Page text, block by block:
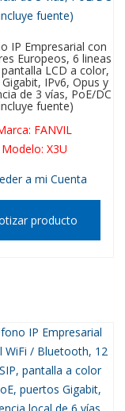
IP Empresarial con
Europeos, 6 lineas
LCD a color,
IPv6, Opus y
de 3 vías, PoE/DC
fuente)
: FANVIL
Modelo: X3U
a mi Cuenta
producto